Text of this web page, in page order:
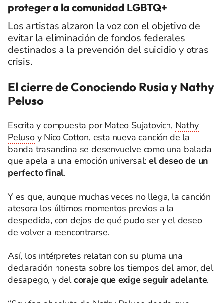
proteger a la comunidad LGBTQ+
Los artistas alzaron la voz con el objetivo de
evitar la eliminación de fondos federales
destinados a la prevención del suicidio y otras
crisis.
El cierre de Conociendo Rusia y Nathy
Peluso
Escrita y compuesta por Mateo Sujatovich, Nathy
Pelusoy Nico Cotton, esta nueva canción de la
banda trasandina se desenvuelve como una balada
que apela a una emoción universal: el deseo de un
perfecto final.
Y es que, aunque muchas veces no llega, la canción
atesora los últimos momentos previos a la
despedida, con dejos de qué pudo ser y el deseo
de volver a reencontrarse.
Así, los intérpretes relatan con su pluma una
declaración honesta sobre los tiempos del amor, del
desapego, y delcoraje que exige seguir adelante.